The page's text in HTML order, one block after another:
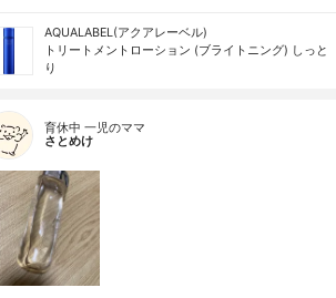
AQUALABEL(アクアレーベル)
トリートメントローション (ブライトニング) しっと
り
育休中 一児のママ
さとめけ